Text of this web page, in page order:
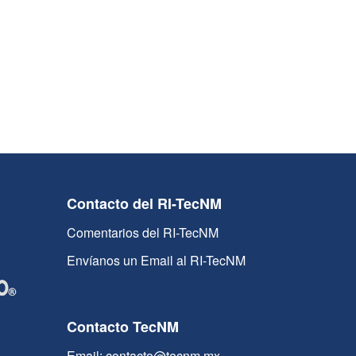
Contacto del RI-TecNM
Comentarios del RI-TecNM
Envíanos un Email al RI-TecNM
Contacto TecNM